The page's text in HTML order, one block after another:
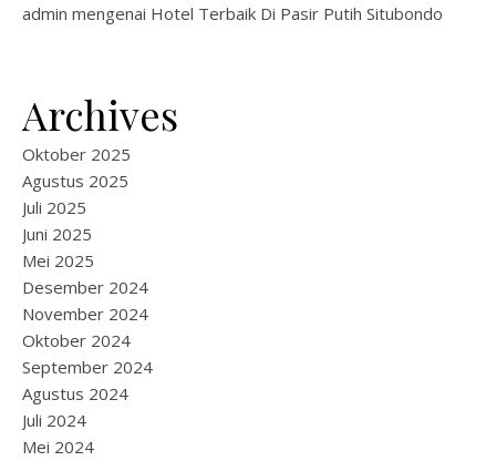
admin mengenai Hotel Terbaik Di Pasir Putih Situbondo
Archives
Oktober 2025
Agustus 2025
Juli 2025
Juni 2025
Mei 2025
Desember 2024
November 2024
Oktober 2024
September 2024
Agustus 2024
Juli 2024
Mei 2024